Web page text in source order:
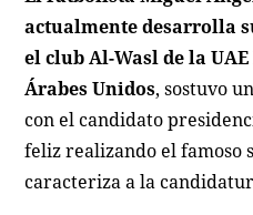
actualmente desarrolla
el club Al-Wasl de la
Árabes Unidos, sostuvo
con el candidato
feliz realizando el famoso
caracteriza a la